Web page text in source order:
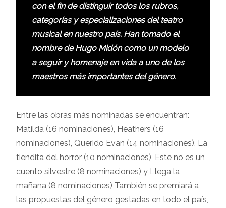
con el fin de distinguir todos los rubros,
categorías y especializaciones del teatro
musical en nuestro país. Han tomado el
nombre de Hugo Midón como un modelo
a seguir y homenaje en vida a uno de los
maestros más importantes del género.
Entre las obras más nominadas se encuentran:
Matilda (16 nominaciones), Heathers (16
nominaciones), Querido Evan (14 nominaciones), La
tiendita del horror (10 nominaciones), Este no es un
cuento silvestre (8 nominaciones) y Llega la
mañana (8 nominaciones) También se premiará a
las propuestas del género gestadas en todo el país,